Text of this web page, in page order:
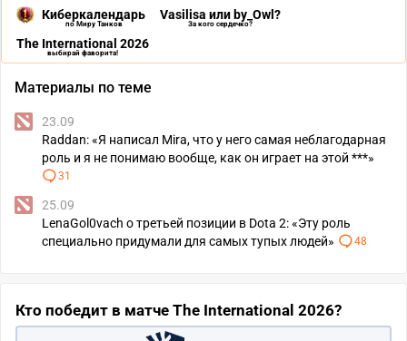
Киберкалендарь
по Миру Танков
Vasilisa или by_Owl?
За кого сердечко?
The International 2026
выбирай фаворита!
Материалы по теме
23.09
Raddan: «Я написал Mira, что у него самая неблагодарная
роль и я не понимаю вообще, как он играет на этой ***»
31
25.09
LenaGol0vach о третьей позиции в Dota 2: «Эту роль
специально придумали для самых тупых людей»
48
Кто победит в матче The International 2026?